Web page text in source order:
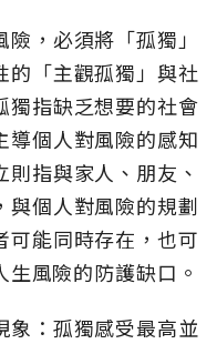
，必須將「孤獨」
的「主觀孤獨」與社
獨指缺乏想要的社會
導個人對風險的感知
指與家人、朋友、
與個人對風險的規劃
可能同時存在，也可
風險的防護缺口。
象：孤獨感受最高並